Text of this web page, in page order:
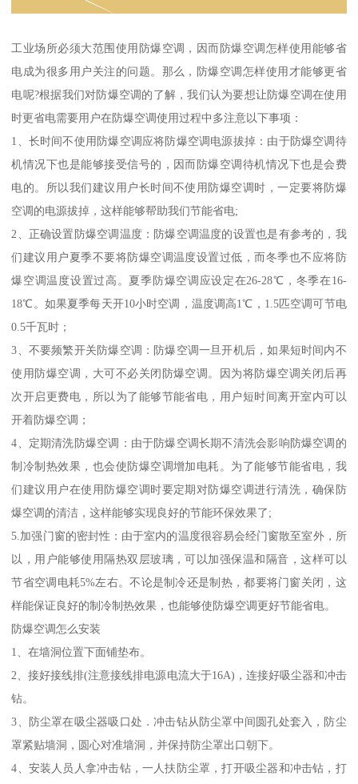
工业场所必须大范围使用防爆空调，因而防爆空调怎样使用能够省
电成为很多用户关注的问题。那么，防爆空调怎样使用才能够更省
电呢?根据我们对防爆空调的了解，我们认为要想让防爆空调在使用
时更省电需要用户在防爆空调使用过程中多注意以下事项：
1、长时间不使用防爆空调应将防爆空调电源拔掉：由于防爆空调待
机情况下也是能够接受信号的，因而防爆空调待机情况下也是会费
电的。所以我们建议用户长时间不使用防爆空调时，一定要将防爆
空调的电源拔掉，这样能够帮助我们节能省电;
2、正确设置防爆空调温度：防爆空调温度的设置也是有参考的，我
们建议用户夏季不要将防爆空调温度设置过低，而冬季也不应将防
爆空调温度设置过高。夏季防爆空调应设定在26-28℃，冬季在16-
18℃。如果夏季每天开10小时空调，温度调高1℃，1.5匹空调可节电
0.5千瓦时；
3、不要频繁开关防爆空调：防爆空调一旦开机后，如果短时间内不
使用防爆空调，大可不必关闭防爆空调。因为将防爆空调关闭后再
次开启更费电，所以为了能够节能省电，用户短时间离开室内可以
开着防爆空调；
4、定期清洗防爆空调：由于防爆空调长期不清洗会影响防爆空调的
制冷制热效果，也会使防爆空调增加电耗。为了能够节能省电，我
们建议用户在使用防爆空调时要定期对防爆空调进行清洗，确保防
爆空调的清洁，这样能够实现良好的节能环保效果了;
5.加强门窗的密封性：由于室内的温度很容易会经门窗散至室外，所
以，用户能够使用隔热双层玻璃，可以加强保温和隔音，这样可以
节省空调电耗5%左右。不论是制冷还是制热，都要将门窗关闭，这
样能保证良好的制冷制热效果，也能够使防爆空调更好节能省电。
防爆空调怎么安装
1、在墙洞位置下面铺垫布。
2、接好接线排(注意接线排电源电流大于16A)，连接好吸尘器和冲击
钻。
3、防尘罩在吸尘器吸口处．冲击钻从防尘罩中间圆孔处套入，防尘
罩紧贴墙洞，圆心对准墙洞，并保持防尘罩出口朝下。
4、安装人员人拿冲击钻，一人扶防尘罩，打开吸尘器和冲击钻，打